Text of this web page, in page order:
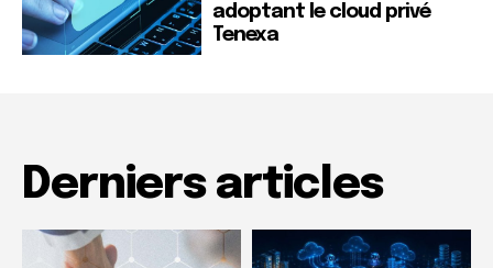
adoptant le cloud privé
Tenexa
Derniers articles